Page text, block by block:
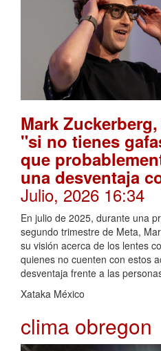
Mark
"si no tienes
que
una desventaja
Julio, 2026 16:34
En julio de 2025, durante una
segundo trimestre de Meta,
su visión acerca de los lentes
quienes no cuenten con estos
desventaja frente a las
Xataka México
clima obregon